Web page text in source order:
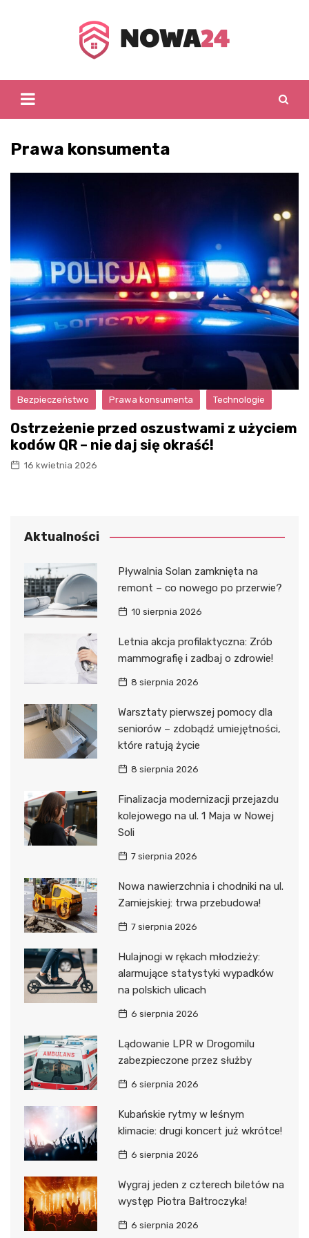
Prawa konsumenta
Bezpieczeństwo Prawa konsumenta Technologie
Ostrzeżenie przed oszustwami z użyciem
kodów QR – nie daj się okraść!
16 kwietnia 2026
Aktualności
Pływalnia Solan zamknięta na
remont – co nowego po przerwie?
10 sierpnia 2026
Letnia akcja profilaktyczna: Zrób
mammografię i zadbaj o zdrowie!
8 sierpnia 2026
Warsztaty pierwszej pomocy dla
seniorów – zdobądź umiejętności,
które ratują życie
8 sierpnia 2026
Finalizacja modernizacji przejazdu
kolejowego na ul. 1 Maja w Nowej
Soli
7 sierpnia 2026
Nowa nawierzchnia i chodniki na ul.
Zamiejskiej: trwa przebudowa!
7 sierpnia 2026
Hulajnogi w rękach młodzieży:
alarmujące statystyki wypadków
na polskich ulicach
6 sierpnia 2026
Lądowanie LPR w Drogomilu
zabezpieczone przez służby
6 sierpnia 2026
Kubańskie rytmy w leśnym
klimacie: drugi koncert już wkrótce!
6 sierpnia 2026
Wygraj jeden z czterech biletów na
występ Piotra Bałtroczyka!
6 sierpnia 2026